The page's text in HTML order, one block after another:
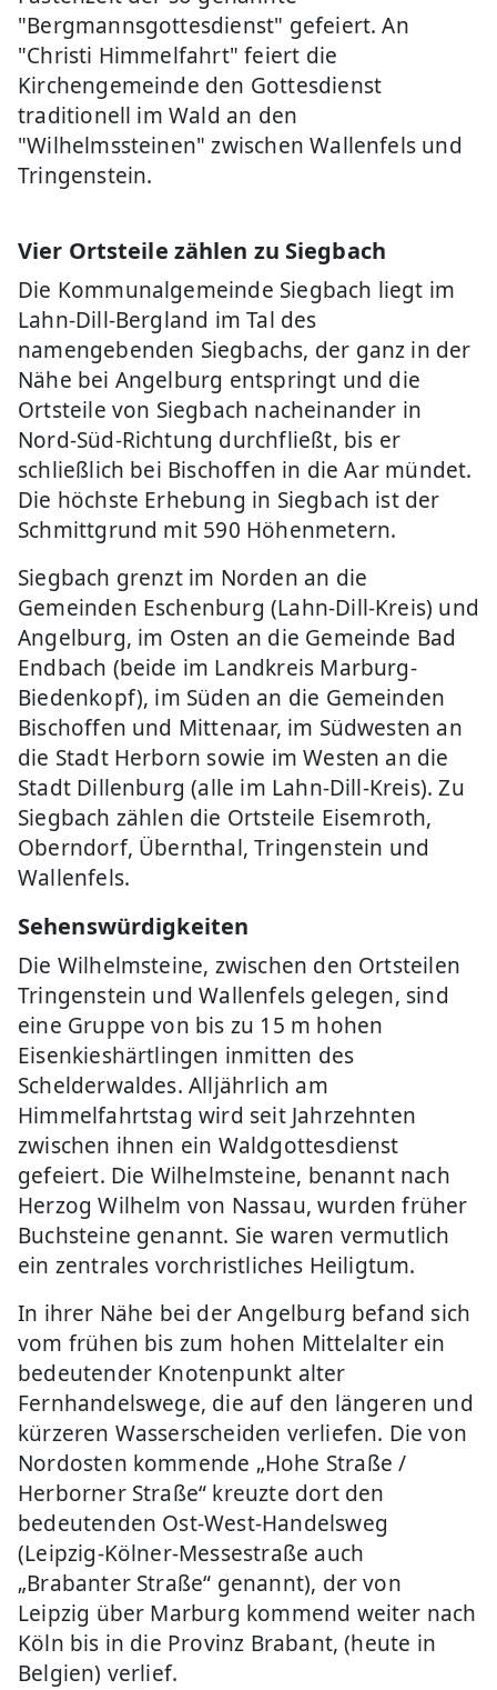
"Bergmannsgottesdienst" gefeiert. An
"Christi Himmelfahrt" feiert die
Kirchengemeinde den Gottesdienst
traditionell im Wald an den
"Wilhelmssteinen" zwischen Wallenfels und
Tringenstein.
Vier Ortsteile zählen zu Siegbach
Die Kommunalgemeinde Siegbach liegt im
Lahn-Dill-Bergland im Tal des
namengebenden Siegbachs, der ganz in der
Nähe bei Angelburg entspringt und die
Ortsteile von Siegbach nacheinander in
Nord-Süd-Richtung durchfließt, bis er
schließlich bei Bischoffen in die Aar mündet.
Die höchste Erhebung in Siegbach ist der
Schmittgrund mit 590 Höhenmetern.
Siegbach grenzt im Norden an die
Gemeinden Eschenburg (Lahn-Dill-Kreis) und
Angelburg, im Osten an die Gemeinde Bad
Endbach (beide im Landkreis Marburg-
Biedenkopf), im Süden an die Gemeinden
Bischoffen und Mittenaar, im Südwesten an
die Stadt Herborn sowie im Westen an die
Stadt Dillenburg (alle im Lahn-Dill-Kreis). Zu
Siegbach zählen die Ortsteile Eisemroth,
Oberndorf, Übernthal, Tringenstein und
Wallenfels.
Sehenswürdigkeiten
Die Wilhelmsteine, zwischen den Ortsteilen
Tringenstein und Wallenfels gelegen, sind
eine Gruppe von bis zu 15 m hohen
Eisenkieshärtlingen inmitten des
Schelderwaldes. Alljährlich am
Himmelfahrtstag wird seit Jahrzehnten
zwischen ihnen ein Waldgottesdienst
gefeiert. Die Wilhelmsteine, benannt nach
Herzog Wilhelm von Nassau, wurden früher
Buchsteine genannt. Sie waren vermutlich
ein zentrales vorchristliches Heiligtum.
In ihrer Nähe bei der Angelburg befand sich
vom frühen bis zum hohen Mittelalter ein
bedeutender Knotenpunkt alter
Fernhandelswege, die auf den längeren und
kürzeren Wasserscheiden verliefen. Die von
Nordosten kommende „Hohe Straße /
Herborner Straße“ kreuzte dort den
bedeutenden Ost-West-Handelsweg
(Leipzig-Kölner-Messestraße auch
„Brabanter Straße“ genannt), der von
Leipzig über Marburg kommend weiter nach
Köln bis in die Provinz Brabant, (heute in
Belgien) verlief.